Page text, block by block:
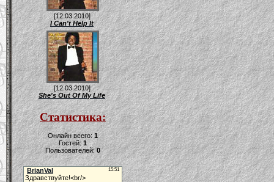
[12.03.2010]
I Can't Help It
[12.03.2010]
She's Out Of My Life
Статистика:
Онлайн всего:1
Гостей:1
Пользователей:0